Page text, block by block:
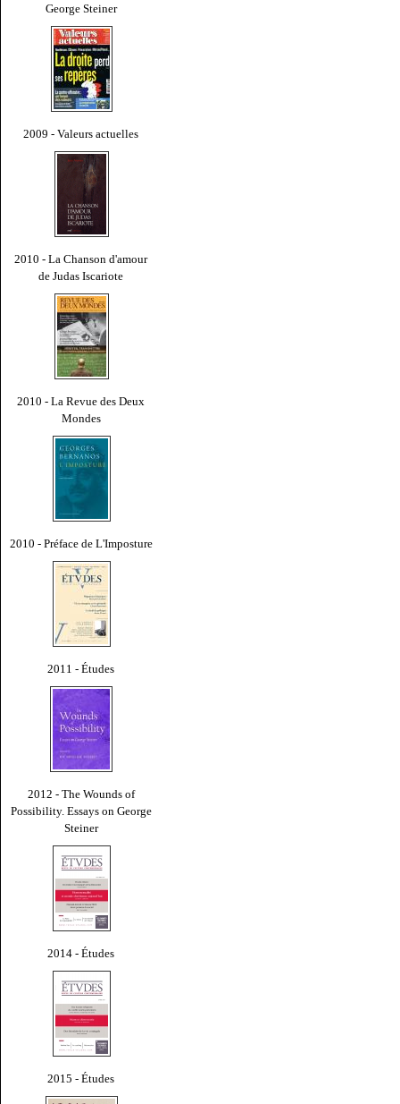
George Steiner
2009 - Valeurs actuelles
2010 - La Chanson d'amour
de Judas Iscariote
2010 - La Revue des Deux
Mondes
2010 - Préface de L'Imposture
2011 - Études
2012 - The Wounds of
Possibility. Essays on George
Steiner
2014 - Études
2015 - Études